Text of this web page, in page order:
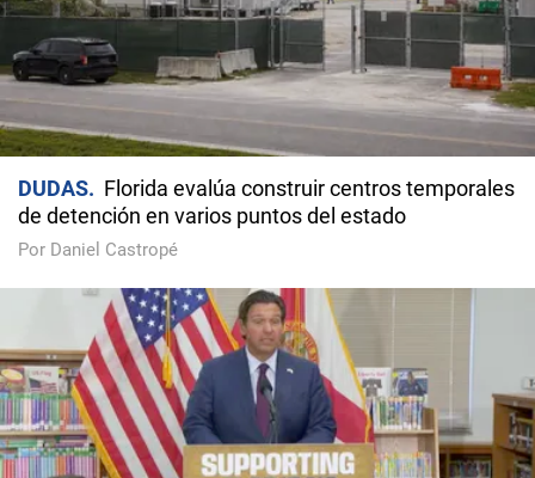
DUDAS
Florida evalúa construir centros temporales
de detención en varios puntos del estado
Por Daniel Castropé